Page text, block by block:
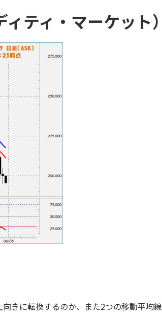
ティ・マーケット）
きに転換するのか、また2つの移動平均線